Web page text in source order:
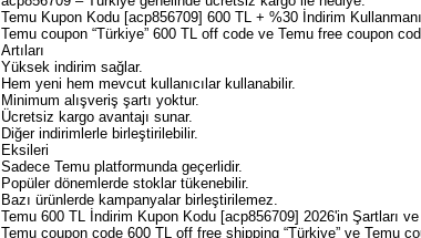
Temu Kupon Kodu [acp856709] 600 TL + %30 İndirim
Temu coupon “Türkiye” 600 TL off code ve Temu free coupon
Artıları
Yüksek indirim sağlar.
Hem yeni hem mevcut kullanıcılar kullanabilir.
Minimum alışveriş şartı yoktur.
Ücretsiz kargo avantajı sunar.
Diğer indirimlerle birleştirilebilir.
Eksileri
Sadece Temu platformunda geçerlidir.
Popüler dönemlerde stoklar tükenebilir.
Bazı ürünlerde kampanyalar birleştirilemez.
Temu 600 TL İndirim Kupon Kodu [acp856709] 2026'in Şartları ve
Temu coupon code 600 TL off free shipping “Türkiye” ve Temu